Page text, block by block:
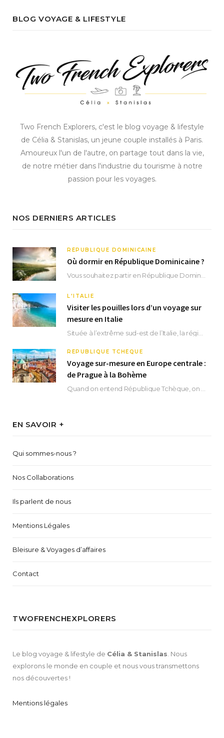
BLOG VOYAGE & LIFESTYLE
Two French Explorers, c'est le blog voyage & lifestyle
de Célia & Stanislas, un jeune couple installés à Paris.
Amoureux l'un de l'autre, on partage tout dans la vie,
de notre métier dans l'industrie du tourisme à notre
passion pour les voyages.
NOS DERNIERS ARTICLES
RÉPUBLIQUE DOMINICAINE
Où dormir en République Dominicaine ?
L'ITALIE
Visiter les pouilles lors d’un voyage sur
mesure en Italie
RÉPUBLIQUE TCHÈQUE
Voyage sur-mesure en Europe centrale :
de Prague à la Bohème
EN SAVOIR +
Qui sommes-nous ?
Nos Collaborations
Ils parlent de nous
Mentions Légales
Bleisure & Voyages d’affaires
Contact
TWOFRENCHEXPLORERS
Le blog voyage & lifestyle de Célia & Stanislas . Nous
explorons le monde en couple et nous vous transmettons
nos découvertes !
Mentions légales